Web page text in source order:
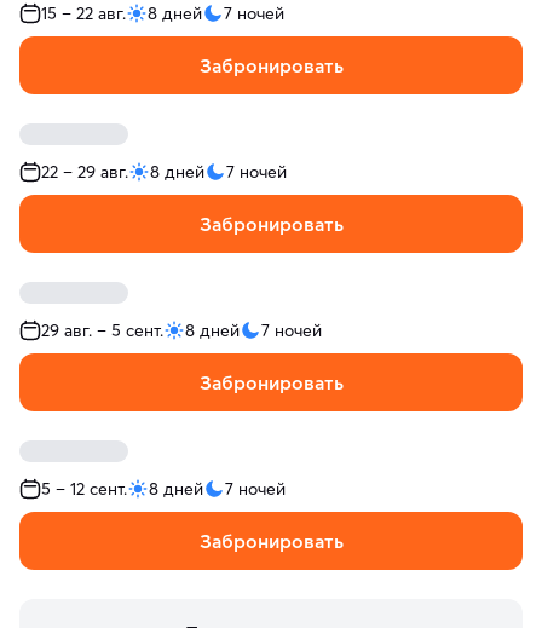
15 – 22 авг. 8 дней 7 ночей
Забронировать
22 – 29 авг. 8 дней 7 ночей
Забронировать
29 авг. – 5 сент. 8 дней 7 ночей
Забронировать
5 – 12 сент. 8 дней 7 ночей
Забронировать